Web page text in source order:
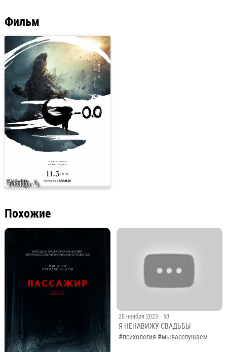
Фильм
3 ноября· 6
Похожие
20 ноября 2023 · 50
Я НЕНАВИЖУ СВАДЬБЫ
#психология #мывасслушаем